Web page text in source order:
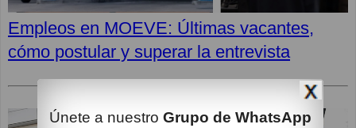
Únete a nuestro Grupo de WhatsApp
Empleos en MOEVE: Últimas vacantes,
cómo postular y superar la entrevista